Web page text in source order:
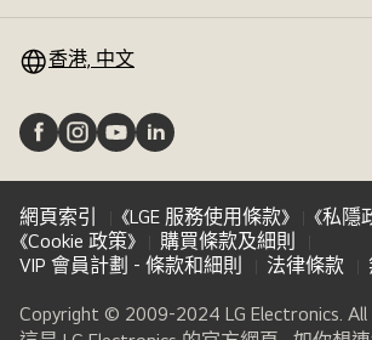
換 香港, 中文
網頁索引 《LGE 服務使用條款》
《私隱
《Cookie 政策》
購買條款及細則
VIP 會員計劃 - 條款和細則
法律條款
Copyright © 2009-2024 LG Electronics. All